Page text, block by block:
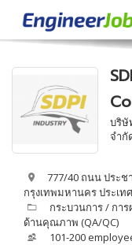
บริษั
จำกั
777/40 ถนน ประช
กรุงเทพมหานคร ประเท
กระบวนการ / กา
ด้านคุณภาพ (QA/QC)
101-200